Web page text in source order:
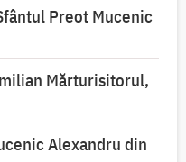
Preot Mucenic
Mărturisitorul,
Alexandru din